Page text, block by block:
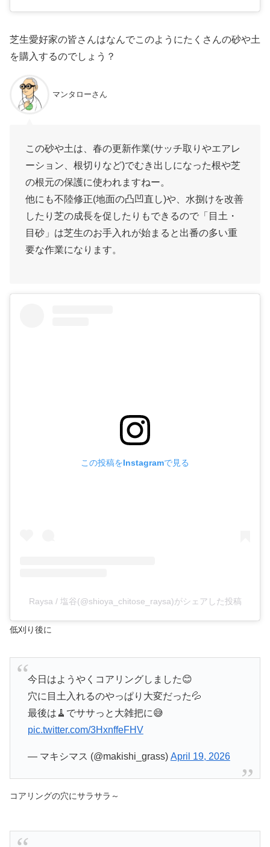
芝生愛好家の皆さんはなんでこのようにたくさんの砂や土
を購入するのでしょう？
マンタローさん
この砂や土は、春の更新作業(サッチ取りやエアレ
ーション、根切りなど)でむき出しになった根や芝
の根元の保護に使われますねー。
他にも不陸修正(地面の凸凹直し)や、水捌けを改善
したり芝の成長を促したりもできるので「目土・
目砂」は芝生のお手入れが始まると出番の多い重
要な作業になります。
この投稿をInstagramで見る
Raysa / 塩谷(@shioya_chitose_raysa)がシェアした投稿
低刈り後に
今日はようやくコアリングしました😊
穴に目土入れるのやっぱり大変だった💦
最後は🧹でササっと大雑把に😅
pic.twitter.com/3HxnffeFHV
— マキシマス (@makishi_grass) April 19, 2026
コアリングの穴にサラサラ～